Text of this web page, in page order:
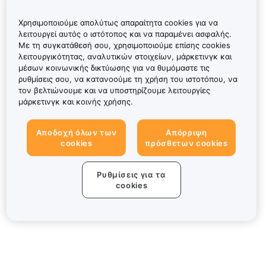
Χρησιμοποιούμε απολύτως απαραίτητα cookies για να
λειτουργεί αυτός ο ιστότοπος και να παραμένει ασφαλής.
Με τη συγκατάθεσή σου, χρησιμοποιούμε επίσης cookies
λειτουργικότητας, αναλυτικών στοιχείων, μάρκετινγκ και
μέσων κοινωνικής δικτύωσης για να θυμόμαστε τις
ρυθμίσεις σου, να κατανοούμε τη χρήση του ιστοτόπου, να
τον βελτιώνουμε και να υποστηρίζουμε λειτουργίες
μάρκετινγκ και κοινής χρήσης.
Αποδοχή όλων των
cookies
Απόρριψη
πρόσθετων cookies
Ρυθμίσεις για τα
cookies